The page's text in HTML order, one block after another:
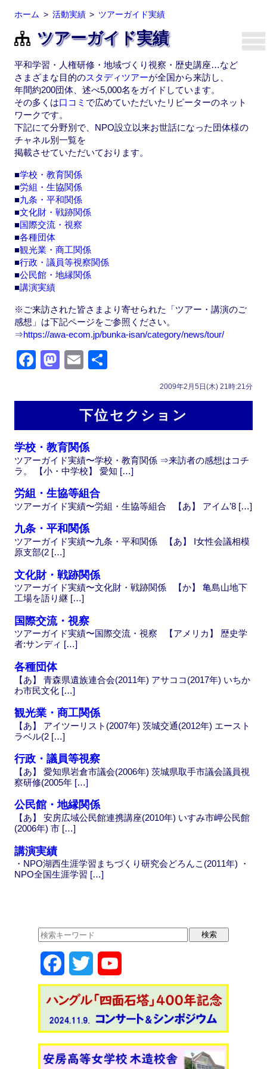
ホーム 活動実績 ツアーガイド実績
ツアーガイド実績
平和学習・人権研修・地域づくり視察・歴史講座…など
さまざまな目的のスタディツアーが全国から来訪し、
年間約200団体、述べ5,000名をガイドしています。
その多くは口コミ で広めていただいたリピーターのネット
ワークです。
下記にて分野別で、NPO設立以来お世話になった団体様の
チャネル別一覧を
掲載させていただいております。
■学校・教育関係
■労組・生協関係
■九条・平和関係
■文化財・戦跡関係
■国際交流・視察
■各種団体
■観光業・商工関係
■行政・議員等視察関係
■公民館・地縁関係
■講演実績
※ご来訪された皆さまより寄せられた「ツアー・講演のご
感想」は下記ページをご参照ください。
⇒https://awa-ecom.jp/bunka-isan/category/news/tour/
F
c
b
o
o
k
M
st
d
o
n
E
ail
2009年2月5日(木) 21時:21分
下位セクション
学校・教育関係
ツアーガイド実績〜学校・教育関係 ⇒来訪者の感想はコチ
ラ。 【小・中学校】 愛知 […]
労組・生協等組合
ツアーガイド実績〜労組・生協等組合 【あ】 アイム’8 […]
九条・平和関係
ツアーガイド実績〜九条・平和関係 【あ】 I女性会議相模
原支部(2 […]
文化財・戦跡関係
ツアーガイド実績〜文化財・戦跡関係 【か】 亀島山地下
工場を語り継 […]
国際交流・視察
ツアーガイド実績〜国際交流・視察 【アメリカ】 歴史学
者:サンディ […]
各種団体
【あ】 青森県遺族連合会(2011年) アサココ(2017年) いちか
わ市民文化 […]
観光業・商工関係
【あ】 アイツーリスト(2007年) 茨城交通(2012年) エースト
ラベル(2 […]
行政・議員等視察
【あ】 愛知県岩倉市議会(2006年) 茨城県取手市議会議員視
察研修(2005年 […]
公民館・地縁関係
【あ】 安房広域公民館連携講座(2010年) いすみ市岬公民館
(2006年) 市 […]
講演実績
・NPO湖西生涯学習まちづくり研究会どろんこ(2011年) ・
NPO全国生涯学習 […]
a
e
b
w
t
t
o
T
u